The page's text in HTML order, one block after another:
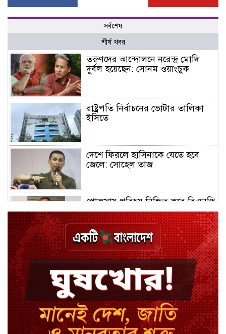
সর্বশেষ
শীর্ষ খবর
তরুণদের আন্দোলনে নরেন্দ্র মোদি
দুর্বল হয়েছেন: সোনম ওয়াংচুক
রাষ্ট্রপতি নির্বাচনের ভোটার তালিকা
ইসিতে
দেশে ফিরলে হাসিনাকে যেতে হবে
জেলে: সোহেল তাজ
খোকসায় পরিচয় নিশ্চিত করে বিএনপি
নেতার ওপর হামলা
শেখ পরিবারের সবাই নিরাপদে বাইরে,
কারাগারে দলের কর্মীরা
ইবির ৪৪ শিক্ষকের বিরুদ্ধে
রাষ্ট্রবিরোধিতার তদন্ত কমিটি